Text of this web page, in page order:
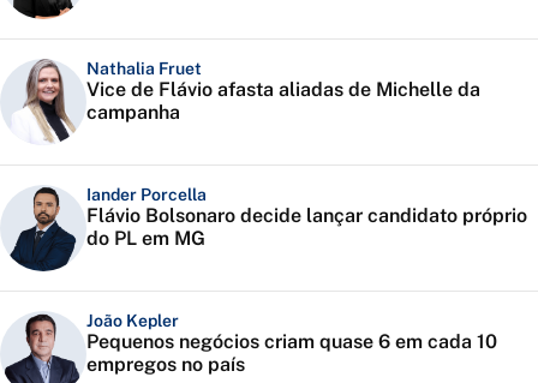
Nathalia Fruet
Vice de Flávio afasta aliadas de Michelle da
campanha
Iander Porcella
Flávio Bolsonaro decide lançar candidato próprio
do PL em MG
João Kepler
Pequenos negócios criam quase 6 em cada 10
empregos no país